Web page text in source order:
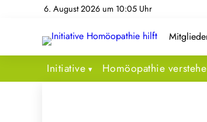
6. August 2026 um 10:05 Uhr
Initiative Homöopathie